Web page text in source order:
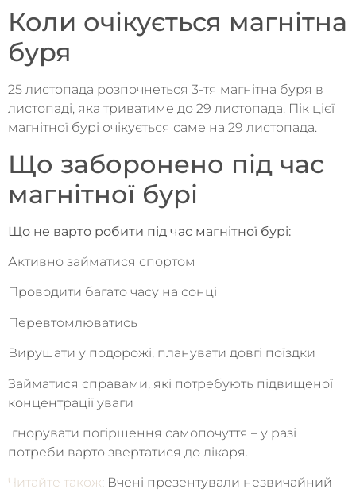
Коли очікується магнітна
буря
25 листопада розпочнеться 3-тя магнітна буря в
листопаді, яка триватиме до 29 листопада. Пік цієї
магнітної бурі очікується саме на 29 листопада.
Що заборонено під час
магнітної бурі
Що не варто робити під час магнітної бурі:
Активно займатися спортом
Проводити багато часу на сонці
Перевтомлюватись
Вирушати у подорожі, планувати довгі поїздки
Займатися справами, які потребують підвищеної
концентрації уваги
Ігнорувати погіршення самопочуття – у разі
потреби варто звертатися до лікаря.
Читайте також: Вчені презентували незвичайний